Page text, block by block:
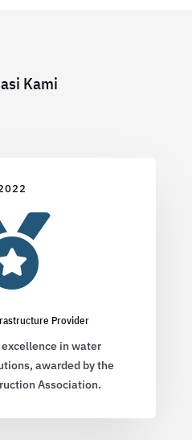
Kami
Provider
in water
awarded by the
Association.